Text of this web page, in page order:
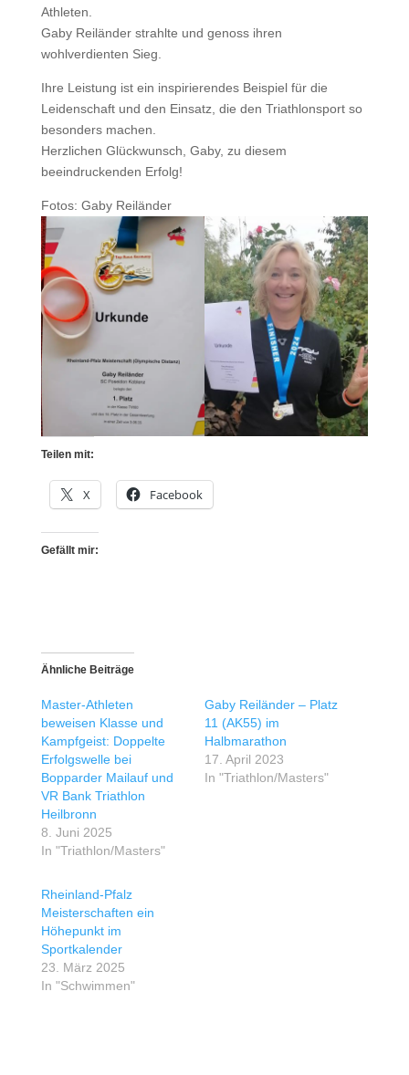
Athleten.
Gaby Reiländer strahlte und genoss ihren
wohlverdienten Sieg.
Ihre Leistung ist ein inspirierendes Beispiel für die
Leidenschaft und den Einsatz, die den Triathlonsport so
besonders machen.
Herzlichen Glückwunsch, Gaby, zu diesem
beeindruckenden Erfolg!
Fotos: Gaby Reiländer
Teilen mit:
X Facebook
Gefällt mir:
Ähnliche Beiträge
Master-Athleten
beweisen Klasse und
Kampfgeist: Doppelte
Erfolgswelle bei
Bopparder Mailauf und
VR Bank Triathlon
Heilbronn
8. Juni 2025
In "Triathlon/Masters"
Gaby Reiländer – Platz
11 (AK55) im
Halbmarathon
17. April 2023
In "Triathlon/Masters"
Rheinland-Pfalz
Meisterschaften ein
Höhepunkt im
Sportkalender
23. März 2025
In "Schwimmen"